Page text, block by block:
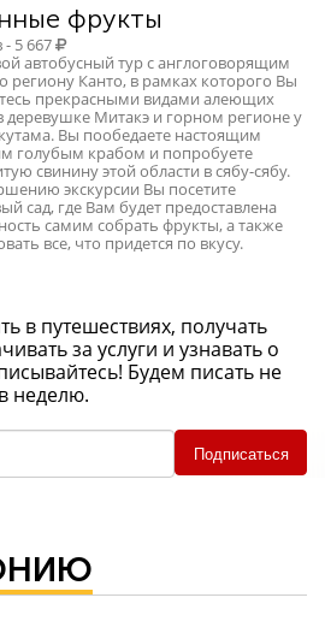
фрукты
- 5 667
автобусный тур с англоговорящим
региону Канто, в рамках которого Вы
прекрасными видами алеющих
деревушке Митакэ и горном регионе у
Вы пообедаете настоящим
голубым крабом и попробуете
свинину этой области в сябу-сябу.
экскурсии Вы посетите
сад, где Вам будет предоставлена
самим собрать фрукты, а также
все, что придется по вкусу.
в путешествиях, получать
за услуги и узнавать о
Будем писать не
неделю.
Подписаться